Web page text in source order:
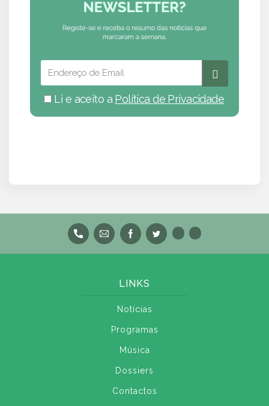
Li e aceito a Política de Privacidade
LINKS
Notícias
Programas
Música
Dossiers
Contactos